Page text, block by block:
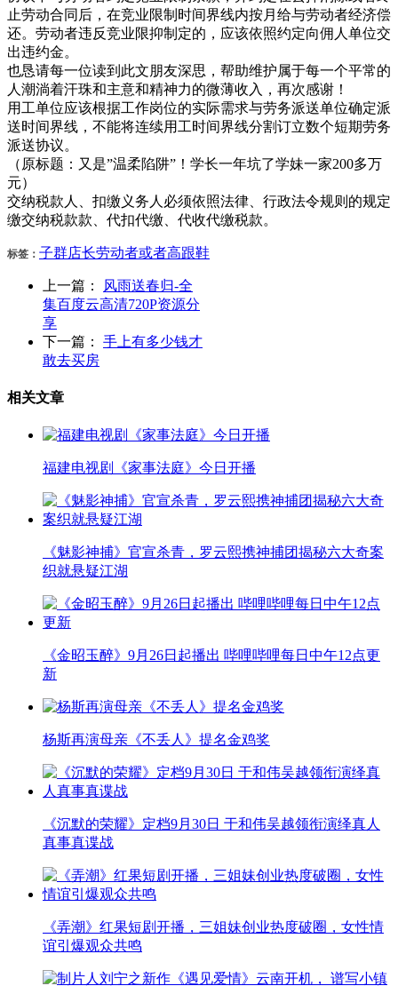
止劳动合同后，在竞业限制时间界线内按月给与劳动者经济偿
还。劳动者违反竞业限抑制定的，应该依照约定向佣人单位交
出违约金。
也恳请每一位读到此文朋友深思，帮助维护属于每一个平常的
人潮淌着汗珠和主意和精神力的微薄收入，再次感谢！
用工单位应该根据工作岗位的实际需求与劳务派送单位确定派
送时间界线，不能将连续用工时间界线分割订立数个短期劳务
派送协议。
（原标题：又是”温柔陷阱”！学长一年坑了学妹一家200多万
元）
交纳税款人、扣缴义务人必须依照法律、行政法令规则的规定
缴交纳税款款、代扣代缴、代收代缴税款。
标签： 子群店长劳动者或者高跟鞋
上一篇：
风雨送春归-全
集百度云高清720P资源分
享
下一篇：
手上有多少钱才
敢去买房
相关文章
福建电视剧《家事法庭》今日开播
《魅影神捕》官宣杀青，罗云熙携神捕团揭秘六大奇案
织就悬疑江湖
《金昭玉醉》9月26日起播出 哔哩哔哩每日中午12点更
新
杨斯再演母亲《不丢人》提名金鸡奖
《沉默的荣耀》定档9月30日 于和伟吴越领衔演绎真人
真事真谍战
《弄潮》红果短剧开播，三姐妹创业热度破圈，女性情
谊引爆观众共鸣